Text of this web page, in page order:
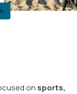
on sports,